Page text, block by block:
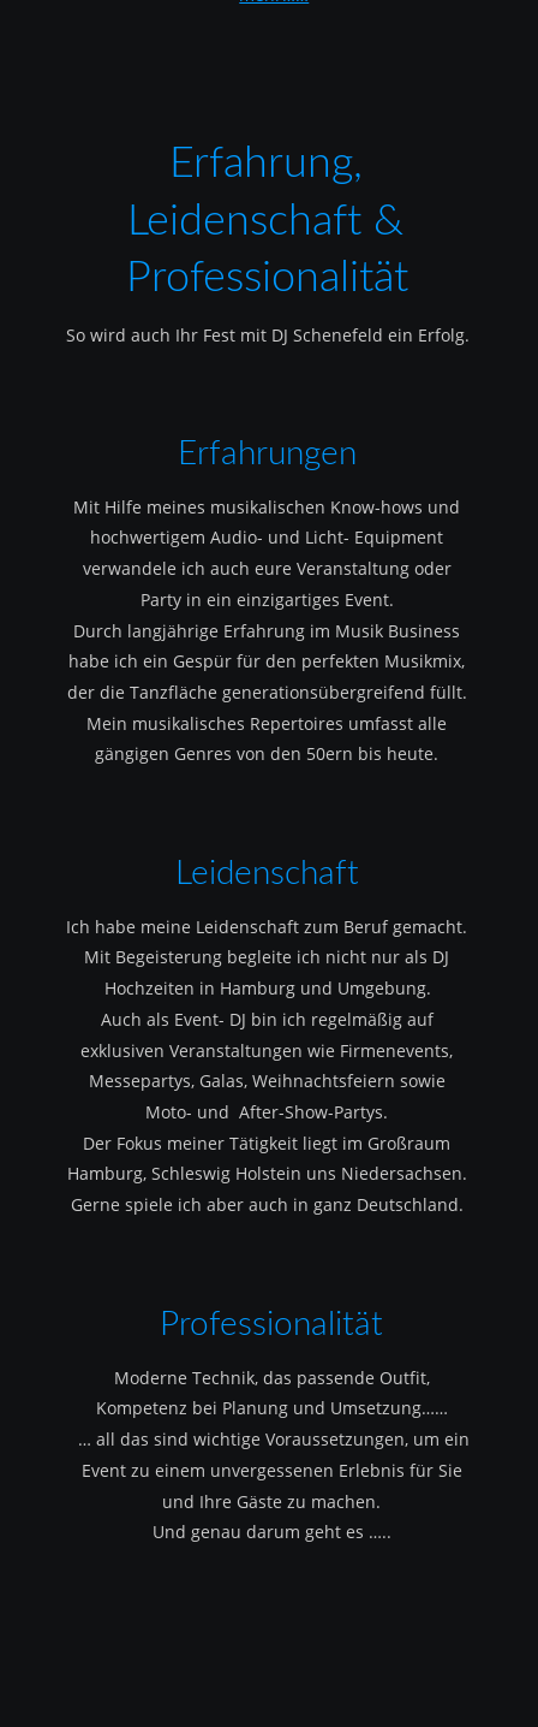
Erfahrung,
Leidenschaft &
Professionalität
So wird auch Ihr Fest mit DJ Schenefeld ein Erfolg.
Erfahrungen
Mit Hilfe meines musikalischen Know-hows und
hochwertigem Audio- und Licht- Equipment
verwandele ich auch eure Veranstaltung oder
Party in ein einzigartiges Event.
Durch langjährige Erfahrung im Musik Business
habe ich ein Gespür für den perfekten Musikmix,
der die Tanzfläche generationsübergreifend füllt.
Mein musikalisches Repertoires umfasst alle
gängigen Genres von den 50ern bis heute.
Leidenschaft
Ich habe meine Leidenschaft zum Beruf gemacht.
Mit Begeisterung begleite ich nicht nur als DJ
Hochzeiten in Hamburg und Umgebung.
Auch als Event- DJ bin ich regelmäßig auf
exklusiven Veranstaltungen wie Firmenevents,
Messepartys, Galas, Weihnachtsfeiern sowie
Moto- und  After-Show-Partys.
Der Fokus meiner Tätigkeit liegt im Großraum
Hamburg, Schleswig Holstein uns Niedersachsen.
Gerne spiele ich aber auch in ganz Deutschland.
Professionalität
Moderne Technik, das passende Outfit,
Kompetenz bei Planung und Umsetzung……
… all das sind wichtige Voraussetzungen, um ein
Event zu einem unvergessenen Erlebnis für Sie
und Ihre Gäste zu machen.
Und genau darum geht es …..